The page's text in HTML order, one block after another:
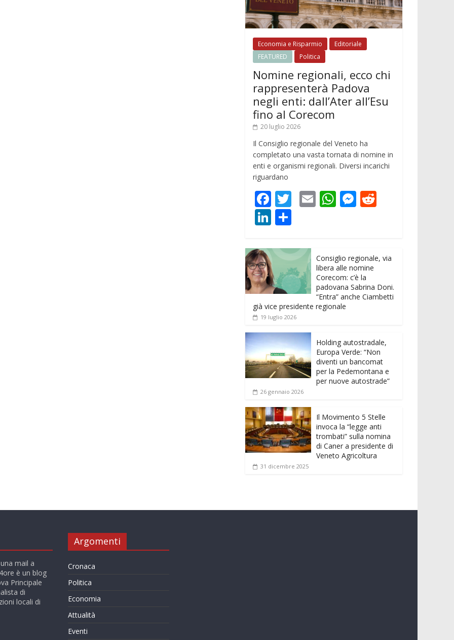
Economia e Risparmio
Editoriale
FEATURED
Politica
Nomine regionali, ecco chi
rappresenterà Padova
negli enti: dall’Ater all’Esu
fino al Corecom
20 luglio 2026
Il Consiglio regionale del Veneto ha
completato una vasta tornata di nomine in
enti e organismi regionali. Diversi incarichi
riguardano
F
ac
e
b
o
o
k
T
er
E W
A
p
p
M
n
g
er
t
Li
k
e
dI
n
n
di
vi
di
Consiglio regionale, via
libera alle nomine
Corecom: c’è la
padovana Sabrina Doni.
“Entra” anche Ciambetti
già vice presidente regionale
19 luglio 2026
Holding autostradale,
Europa Verde: “Non
diventi un bancomat
per la Pedemontana e
per nuove autostrade”
26 gennaio 2026
Il Movimento 5 Stelle
invoca la “legge anti
trombati” sulla nomina
di Caner a presidente di
Veneto Agricoltura
31 dicembre 2025
mail a
è un blog
Principale
di
locali di
Argomenti
Cronaca
Politica
Economia
Attualità
Eventi